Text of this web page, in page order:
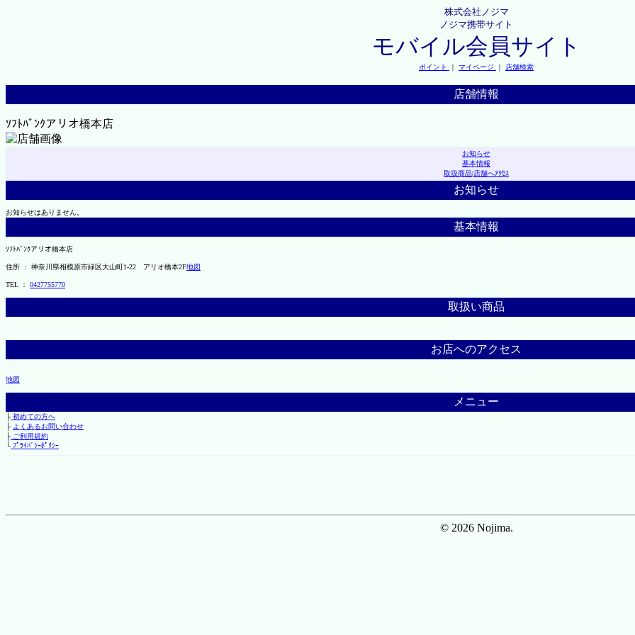
株式会社ノジマ
ノジマ携帯サイト
モバイル会員サイト
ポイント ｜ マイページ ｜ 店舗検索
店舗情報
ｿﾌﾄﾊﾞﾝｸアリオ橋本店
お知らせ
基本情報
取扱商品|店舗へｱｸｾｽ
お知らせ
お知らせはありません。
基本情報
ｿﾌﾄﾊﾞﾝｸアリオ橋本店
住所 ： 神奈川県相模原市緑区大山町1-22 アリオ橋本2F地図
TEL ： 0427755770
取扱い商品
お店へのアクセス
地図
メニュー
├初めての方へ
├ よくあるお問い合わせ
├ご利用規約
└ﾌﾟﾗｲﾊﾞｼｰﾎﾟﾘｼｰ
© 2026 Nojima.